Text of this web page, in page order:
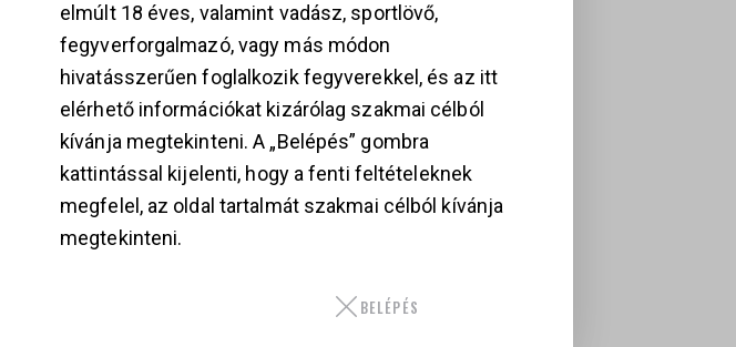
elmúlt 18 éves, valamint vadász, sportlövő,
fegyverforgalmazó, vagy más módon
hivatásszerűen foglalkozik fegyverekkel, és az itt
elérhető információkat kizárólag szakmai célból
kívánja megtekinteni. A „Belépés” gombra
kattintással kijelenti, hogy a fenti feltételeknek
megfelel, az oldal tartalmát szakmai célból kívánja
megtekinteni.
BELÉPÉS